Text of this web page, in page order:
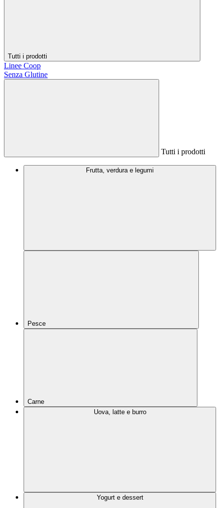
Tutti i prodotti
Linee Coop
Senza Glutine
Tutti i prodotti
Frutta, verdura e legumi
Pesce
Carne
Uova, latte e burro
Yogurt e dessert